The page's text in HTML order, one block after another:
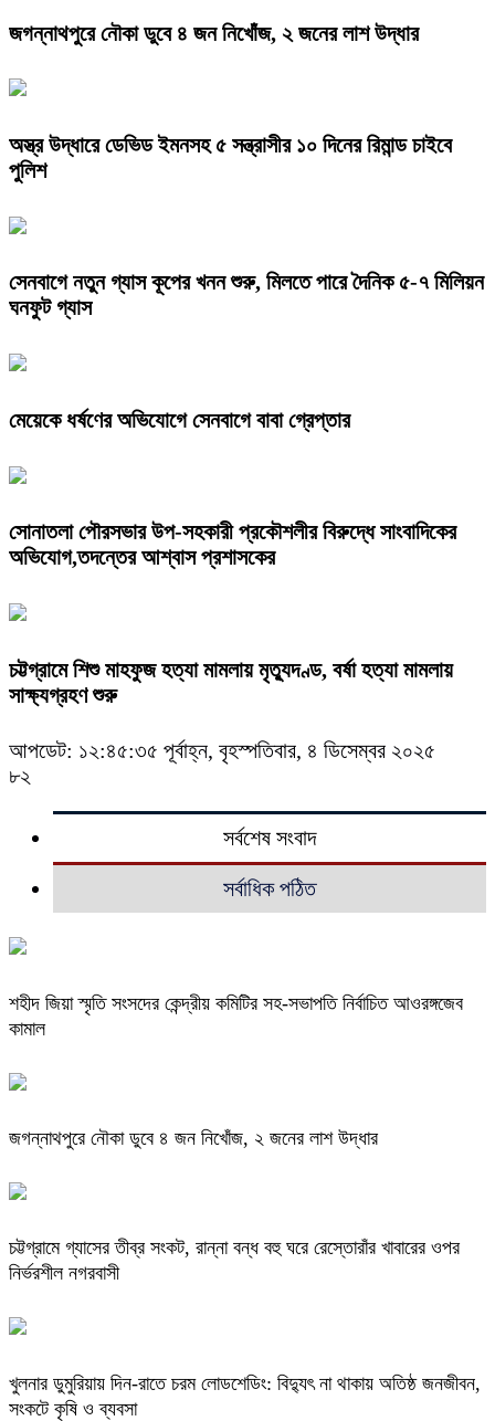
জগন্নাথপুরে নৌকা ডুবে ৪ জন নিখোঁজ, ২ জনের লাশ উদ্ধার
অস্ত্র উদ্ধারে ডেভিড ইমনসহ ৫ সন্ত্রাসীর ১০ দিনের রিমান্ড চাইবে
পুলিশ
সেনবাগে নতুন গ্যাস কূপের খনন শুরু, মিলতে পারে দৈনিক ৫-৭ মিলিয়ন
ঘনফুট গ্যাস
মেয়েকে ধর্ষণের অভিযোগে সেনবাগে বাবা গ্রেপ্তার
সোনাতলা পৌরসভার উপ-সহকারী প্রকৌশলীর বিরুদ্ধে সাংবাদিকের
অভিযোগ,তদন্তের আশ্বাস প্রশাসকের
চট্টগ্রামে শিশু মাহফুজ হত্যা মামলায় মৃত্যুদণ্ড, বর্ষা হত্যা মামলায়
সাক্ষ্যগ্রহণ শুরু
আপডেট: ১২:৪৫:৩৫ পূর্বাহ্ন, বৃহস্পতিবার, ৪ ডিসেম্বর ২০২৫
৮২
সর্বশেষ সংবাদ
সর্বাধিক পঠিত
শহীদ জিয়া স্মৃতি সংসদের কেন্দ্রীয় কমিটির সহ-সভাপতি নির্বাচিত আওরঙ্গজেব
কামাল
জগন্নাথপুরে নৌকা ডুবে ৪ জন নিখোঁজ, ২ জনের লাশ উদ্ধার
চট্টগ্রামে গ্যাসের তীব্র সংকট, রান্না বন্ধ বহু ঘরে রেস্তোরাঁর খাবারের ওপর
নির্ভরশীল নগরবাসী
খুলনার ডুমুরিয়ায় দিন-রাতে চরম লোডশেডিং: বিদ্যুৎ না থাকায় অতিষ্ঠ জনজীবন,
সংকটে কৃষি ও ব্যবসা